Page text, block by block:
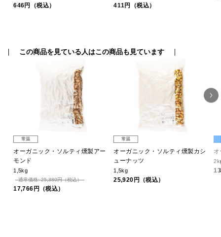
646円（税込） 411円（税込）
この商品を見ている人はこの商品も見ています
常温
オーガニック・ソルティ燻製アー
モンド
1,5kg
通常価格: 25,380円（税込）
17,766円（税込）
常温
オーガニック・ソルティ燻製カシ
ューナッツ
1,5kg
25,920円（税込）